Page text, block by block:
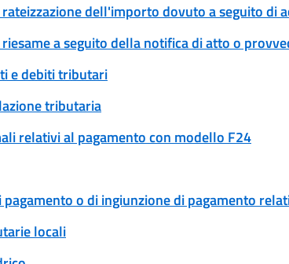
dell'importo dovuto a seguito di
a seguito della notifica di atto o
e debiti tributari
tributaria
relativi al pagamento con modello F24
o di ingiunzione di pagamento
locali